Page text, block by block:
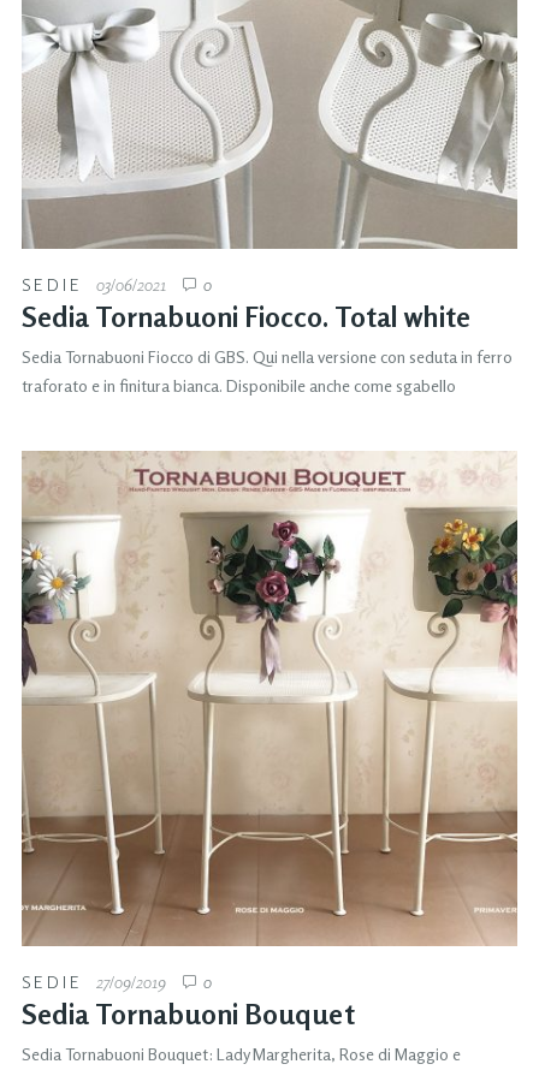
SEDIE 03/06/2021 0
Sedia Tornabuoni Fiocco. Total white
Sedia Tornabuoni Fiocco di GBS. Qui nella versione con seduta in ferro
traforato e in finitura bianca. Disponibile anche come sgabello
SEDIE 27/09/2019 0
Sedia Tornabuoni Bouquet
Sedia Tornabuoni Bouquet: Lady Margherita, Rose di Maggio e